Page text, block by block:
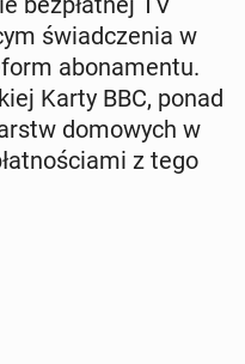
świad­cze­nia w
abo­na­men­tu.
Karty BBC, ponad
do­mo­wych w
z tego